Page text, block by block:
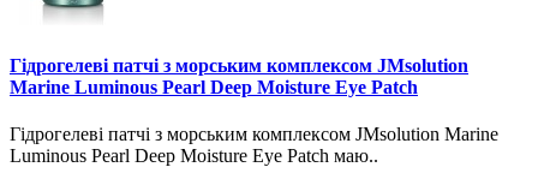
Гідрогелеві патчі з морським комплексом JMsolution
Marine Luminous Pearl Deep Moisture Eye Patch
Гідрогелеві патчі з морським комплексом JMsolution Marine
Luminous Pearl Deep Moisture Eye Patch маю..